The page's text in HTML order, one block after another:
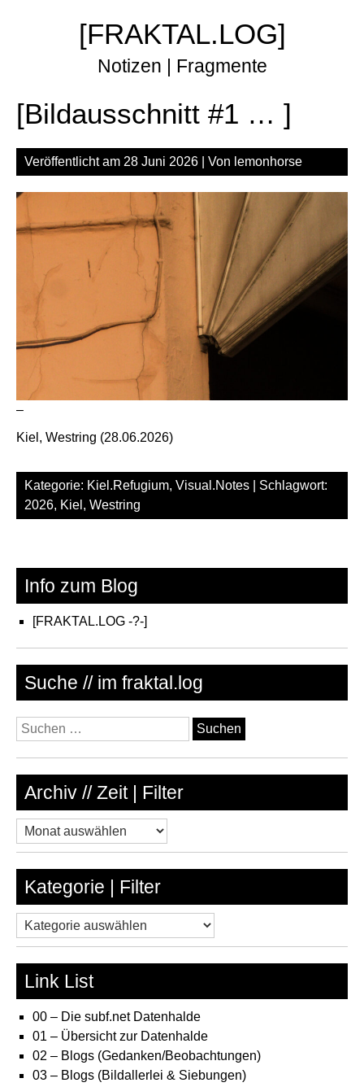
[FRAKTAL.LOG]
Notizen | Fragmente
[Bildausschnitt #1 … ]
Veröffentlicht am 28 Juni 2026 | Von lemonhorse
–
Kiel, Westring (28.06.2026)
Kategorie: Kiel.Refugium, Visual.Notes | Schlagwort:
2026, Kiel , Westring
Info zum Blog
[FRAKTAL.LOG -?-]
Suche // im fraktal.log
Suchen
nach:
Archiv // Zeit | Filter
Archiv
//
Zeit
Filter
Kategorie | Filter
Kategorie
|
Filter
Link List
00 – Die subf.net Datenhalde
01 – Übersicht zur Datenhalde
02 – Blogs (Gedanken/Beobachtungen)
03 – Blogs (Bildallerlei & Siebungen)